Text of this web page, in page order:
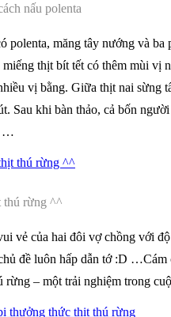
nấu polenta
polenta, măng tây nướng và
thịt bít tết có thêm mùi
vị bằng. Giữa thịt nai sừng
Sau khi bàn thảo, cả bốn
…
thú rừng ^^
vẻ của hai đôi vợ chồng với
đề luôn hấp dẫn tớ :D
– một trải nghiệm trong